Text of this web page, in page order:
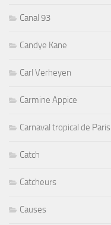
Canal 93
Candye Kane
Carl Verheyen
Carmine Appice
Carnaval tropical de Paris
Catch
Catcheurs
Causes